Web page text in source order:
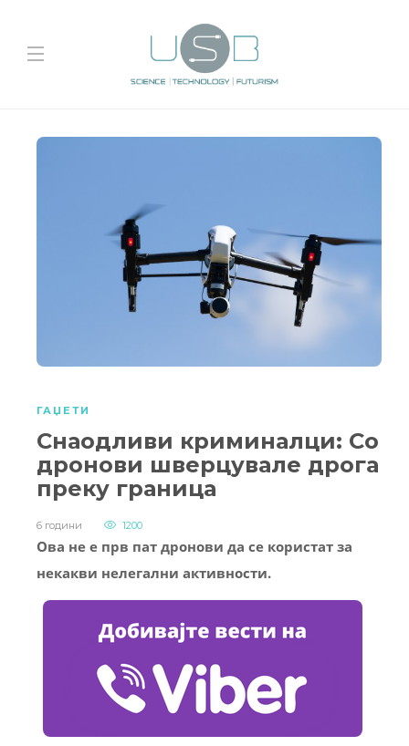
ГАЏЕТИ
Снаодливи криминалци: Со
дронови шверцувале дрога
преку граница
6 години 1200
Ова не е прв пат дронови да се користат за
некакви нелегални активности.